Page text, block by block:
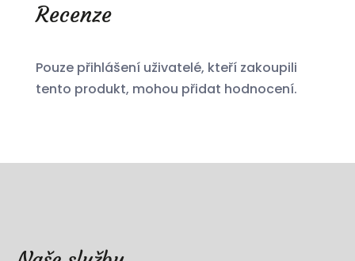
Recenze
Pouze přihlášení uživatelé, kteří zakoupili
tento produkt, mohou přidat hodnocení.